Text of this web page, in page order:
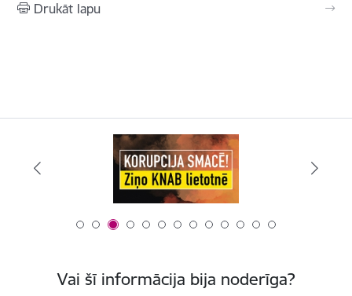
Drukāt lapu
Vai šī informācija bija noderīga?